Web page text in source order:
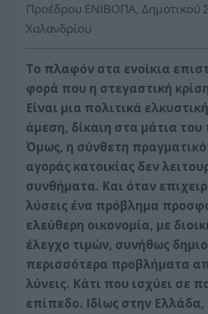
Προέδρου ΕΝΙΒΟΠΑ, Δημοτικού
Χαλανδρίου
Το πλαφόν στα ενοίκια
φορά που η στεγαστική
Είναι μια πολιτικά
άμεση, δίκαιη στα μάτια του
Όμως, η σύνθετη
αγοράς κατοικίας δεν
συνθήματα. Και όταν
λύσεις ένα πρόβλημα
ελεύθερη οικονομία, με
έλεγχο τιμών, συνήθως
περισσότερα προβλήματα
λύνεις. Κάτι που ισχύει σε
επίπεδο. Ιδίως στην